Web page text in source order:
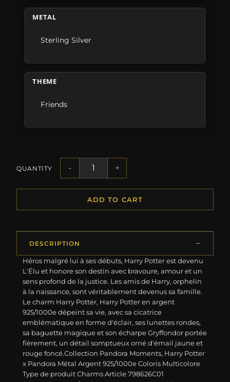
METAL
Sterling Silver
THEME
Friends
QUANTITY - +
ADD TO CART
DESCRIPTION
Héros malgré lui à ses débuts, Harry Potter est devenu
L'Élu et honore son destin avec bravoure, amour et un
sens profond de la justice. Les amis de Harry, orphelin
à la naissance, sont véritablement devenus sa famille.
Le charm Harry Potter, Harry Potter en argent
925/1000e dépeint sa vie, avec sa cicatrice
emblématique en forme d'éclair, ses lunettes rondes,
sa baguette magique et son écharpe Gryffondor portée
fièrement, un détail somptueux orné d'émail jaune et
rouge foncé.Collection Pandora Moments, Harry Potter
x Pandora Métal Argent 925/1000e Coloris Multicolore
Type de produit Charms Article 798626C01